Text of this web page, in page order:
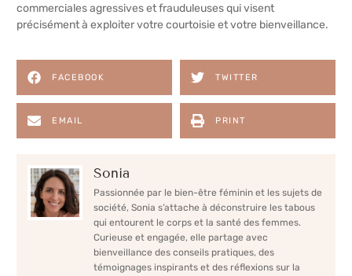
commerciales agressives et frauduleuses qui visent
précisément à exploiter votre courtoisie et votre bienveillance.
FACEBOOK TWITTER
EMAIL PRINT
Sonia
Passionnée par le bien-être féminin et les sujets de
société, Sonia s’attache à déconstruire les tabous
qui entourent le corps et la santé des femmes.
Curieuse et engagée, elle partage avec
bienveillance des conseils pratiques, des
témoignages inspirants et des réflexions sur la